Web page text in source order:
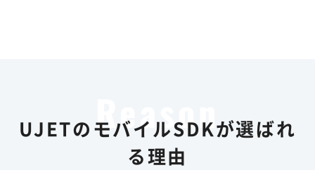
UJETのモバイルSDKが選ばれ
る理由